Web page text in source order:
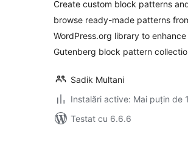
Patterns
Create custom block patterns
browse ready-made patterns
WordPress.org library to
Gutenberg block pattern
Sadik Multani
Instalări active: Mai puțin de
Testat cu 6.6.6